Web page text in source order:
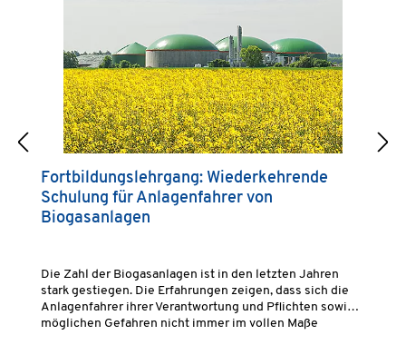
Fortbildungslehrgang: Wiederkehrende
Schulung für Anlagenfahrer von
Biogasanlagen
Die Zahl der Biogasanlagen ist in den letzten Jahren
stark gestiegen. Die Erfahrungen zeigen, dass sich die
Anlagenfahrer ihrer Verantwortung und Pflichten sowie
möglichen Gefahren nicht immer im vollen Maße